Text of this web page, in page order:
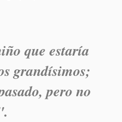
que estaría
grandísimos;
pero no